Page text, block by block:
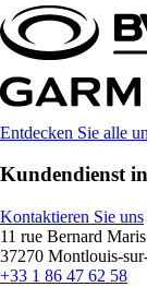
Entdecken Sie alle
Kundendienst
Kontaktieren Sie uns
11 rue Bernard Maris
37270 Montlouis-
+33 1 86 47 62 58